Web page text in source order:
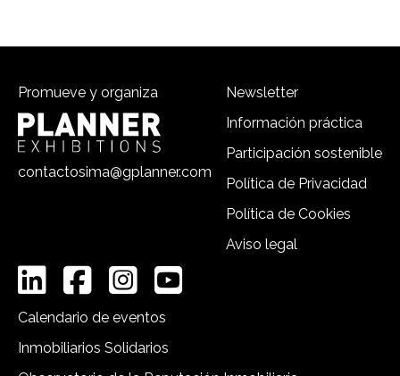
Promueve y organiza
contactosima@gplanner.com
Newsletter
Información práctica
Participación sostenible
Política de Privacidad
Política de Cookies
Aviso legal
Calendario de eventos
Inmobiliarios Solidarios